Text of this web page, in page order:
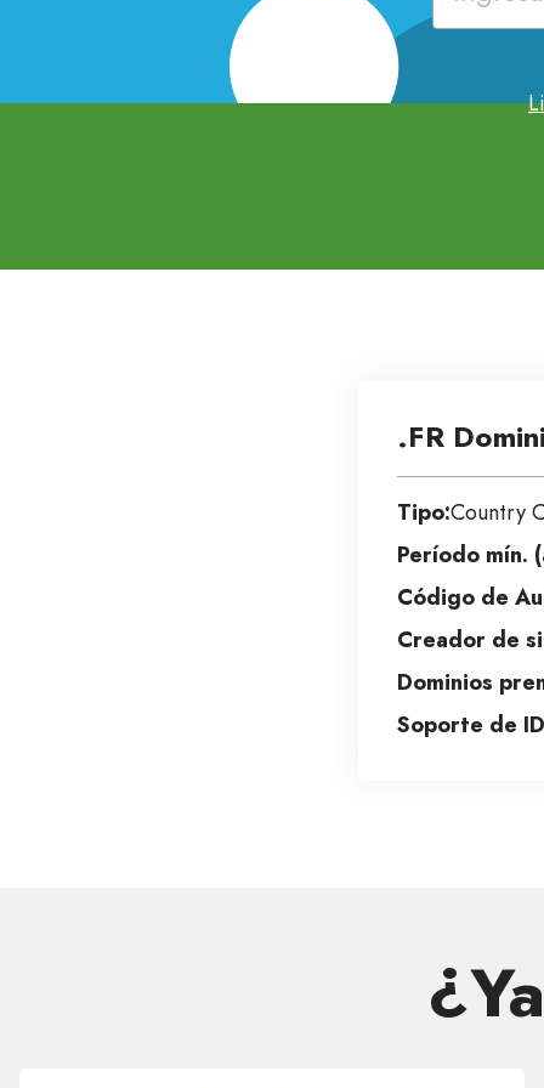
.FR
Tipo:Country
Período mín.
Código de
Creador de
Dominios
Soporte de